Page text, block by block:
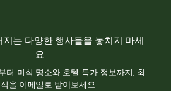
는 다양한 행사들을 놓치지 마세
요
터 미식 명소와 호텔 특가 정보까지, 최
을 이메일로 받아보세요.